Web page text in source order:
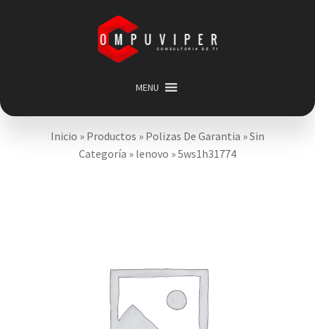
Saltar
navegación
contenido
MENU
Inicio
Categorias
Expandir
Inicio » Productos » Polizas De Garantia »Sin
Categoría » lenovo »5ws1h31774